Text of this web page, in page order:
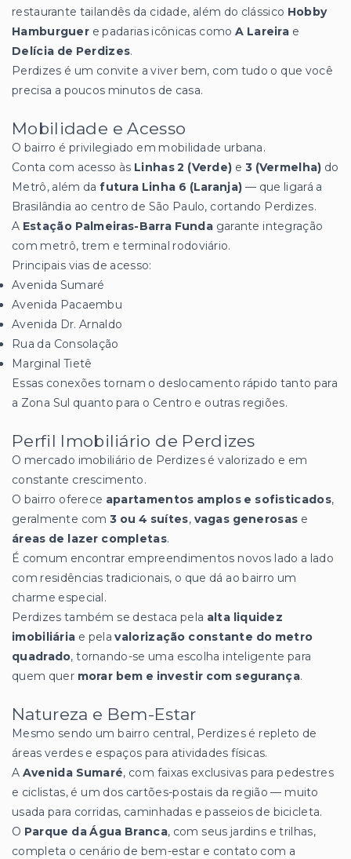
restaurante tailandês da cidade, além do clássico Hobby
Hamburguer e padarias icônicas comoA Lareira e
Delícia de Perdizes.
Perdizes é um convite a viver bem, com tudo o que você
precisa a poucos minutos de casa.
Mobilidade e Acesso
O bairro é privilegiado em mobilidade urbana.
Conta com acesso às Linhas 2 (Verde) e 3 (Vermelha) do
Metrô, além dafutura Linha 6 (Laranja) — que ligará a
Brasilândia ao centro de São Paulo, cortando Perdizes.
A Estação Palmeiras-Barra Funda garante integração
com metrô, trem e terminal rodoviário.
Principais vias de acesso:
Avenida Sumaré
Avenida Pacaembu
Avenida Dr. Arnaldo
Rua da Consolação
Marginal Tietê
Essas conexões tornam o deslocamento rápido tanto para
a Zona Sul quanto para o Centro e outras regiões.
Perfil Imobiliário de Perdizes
O mercado imobiliário de Perdizes é valorizado e em
constante crescimento.
O bairro oferece apartamentos amplos e sofisticados,
geralmente com3 ou 4 suítes, vagas generosas e
áreas de lazer completas.
É comum encontrar empreendimentos novos lado a lado
com residências tradicionais, o que dá ao bairro um
charme especial.
Perdizes também se destaca pela alta liquidez
imobiliária e pelavalorização constante do metro
quadrado, tornando-se uma escolha inteligente para
quem quer morar bem e investir com segurança.
Natureza e Bem-Estar
Mesmo sendo um bairro central, Perdizes é repleto de
áreas verdes e espaços para atividades físicas.
A Avenida Sumaré, com faixas exclusivas para pedestres
e ciclistas, é um dos cartões-postais da região — muito
usada para corridas, caminhadas e passeios de bicicleta.
O Parque da Água Branca, com seus jardins e trilhas,
completa o cenário de bem-estar e contato com a